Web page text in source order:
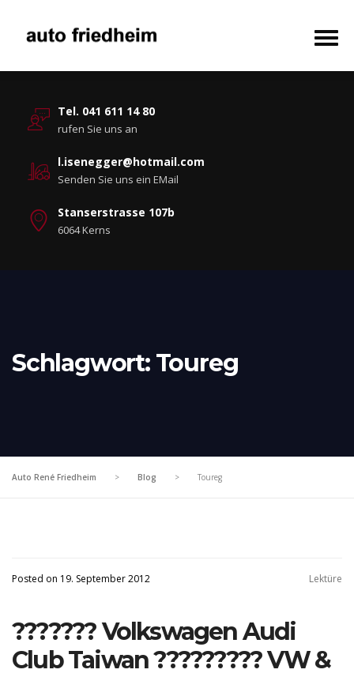
Tel. 041 611 14 80
rufen Sie uns an
l.isenegger@hotmail.com
Senden Sie uns ein EMail
Stanserstrasse 107b
6064 Kerns
Schlagwort: Toureg
Auto René Friedheim > Blog > Toureg
Posted on 19. September 2012 Lektüre
??????? Volkswagen Audi
Club Taiwan ????????? VW &